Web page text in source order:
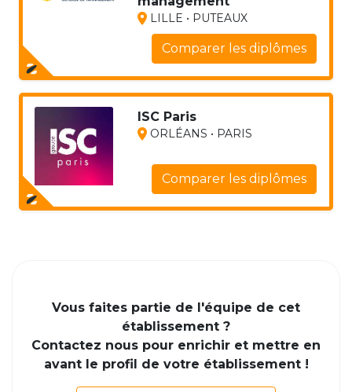
LILLE • PUTEAUX
Comparer les diplômes
ISC Paris
ORLÉANS • PARIS
Comparer les diplômes
Vous faites partie de l'équipe de cet
établissement ?
Contactez nous pour enrichir et mettre en
avant le profil de votre établissement !